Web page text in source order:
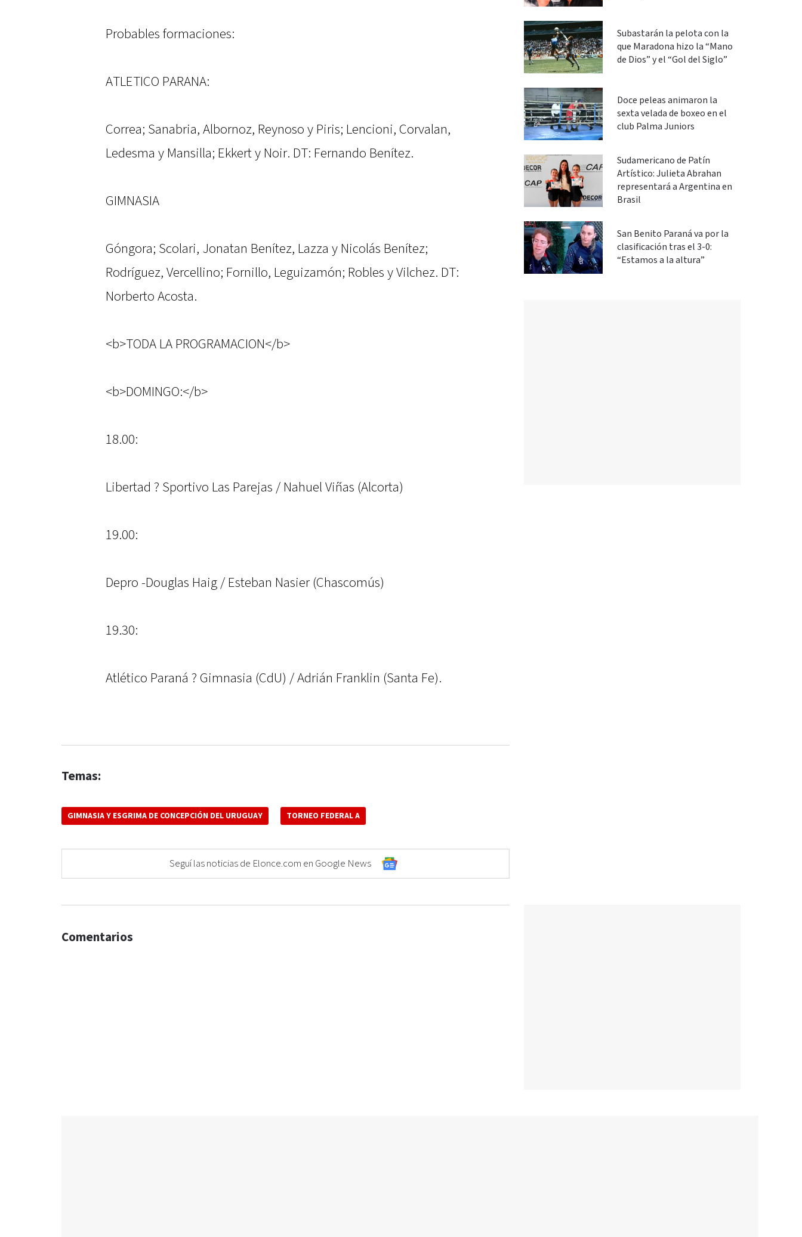
Probables formaciones:
ATLETICO PARANA:
Correa; Sanabria, Albornoz, Reynoso y Piris; Lencioni, Corvalan,
Ledesma y Mansilla; Ekkert y Noir. DT: Fernando Benítez.
GIMNASIA
Góngora; Scolari, Jonatan Benítez, Lazza y Nicolás Benítez;
Rodríguez, Vercellino; Fornillo, Leguizamón; Robles y Vilchez. DT:
Norberto Acosta.
<b>TODA LA PROGRAMACION</b>
<b>DOMINGO:</b>
18.00:
Libertad ? Sportivo Las Parejas / Nahuel Viñas (Alcorta)
19.00:
Depro -Douglas Haig / Esteban Nasier (Chascomús)
19.30:
Atlético Paraná ? Gimnasia (CdU) / Adrián Franklin (Santa Fe).
Temas:
GIMNASIA Y ESGRIMA DE CONCEPCIÓN DEL URUGUAY TORNEO FEDERAL A
Seguí las noticias de Elonce.com en Google News
Subastarán la pelota con la
que Maradona hizo la “Mano
de Dios” y el “Gol del Siglo”
Doce peleas animaron la
sexta velada de boxeo en el
club Palma Juniors
Sudamericano de Patín
Artístico: Julieta Abrahan
representará a Argentina en
Brasil
San Benito Paraná va por la
clasificación tras el 3-0:
“Estamos a la altura”
Comentarios